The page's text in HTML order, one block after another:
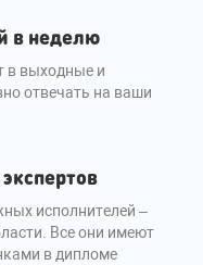
в неделю
в выходные и
отвечать на ваши
исполнителей –
Все они имеют
в дипломе